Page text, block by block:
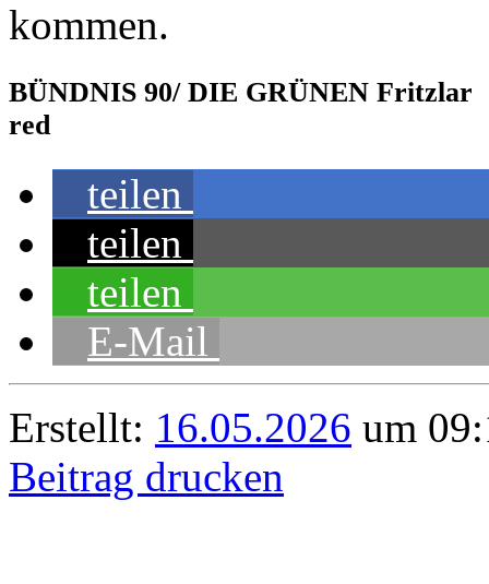
kommen.
BÜNDNIS 90/ DIE GRÜNEN Fritzlar
red
teilen
teilen
teilen
E-Mail
Erstellt: 16.05.2026 um
Beitrag drucken